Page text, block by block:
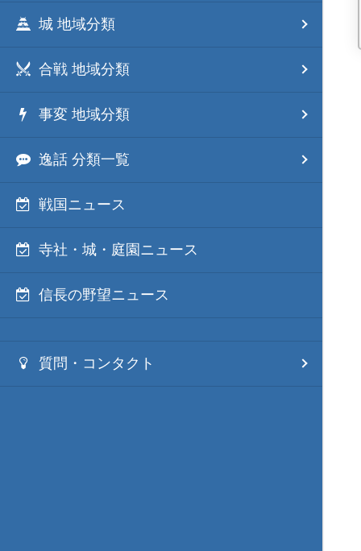
城 地域分類
合戦 地域分類
事変 地域分類
逸話 分類一覧
戦国ニュース
寺社・城・庭園ニュース
信長の野望ニュース
質問・コンタクト